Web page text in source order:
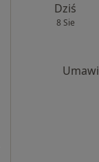
Dziś
8 Sie